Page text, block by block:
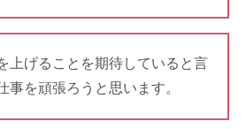
上げることを期待していると言
事を頑張ろうと思います。